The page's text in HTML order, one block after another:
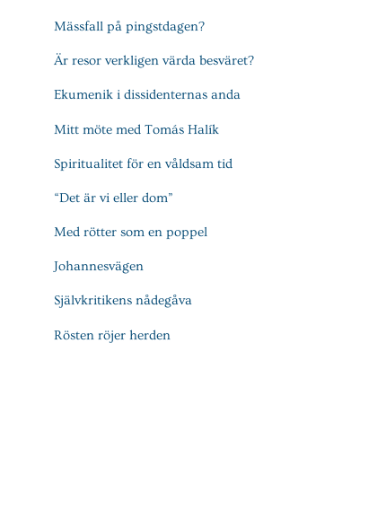
Mässfall på pingstdagen?
Är resor verkligen värda besväret?
Ekumenik i dissidenternas anda
Mitt möte med Tomás Halík
Spiritualitet för en våldsam tid
“Det är vi eller dom”
Med rötter som en poppel
Johannesvägen
Självkritikens nådegåva
Rösten röjer herden